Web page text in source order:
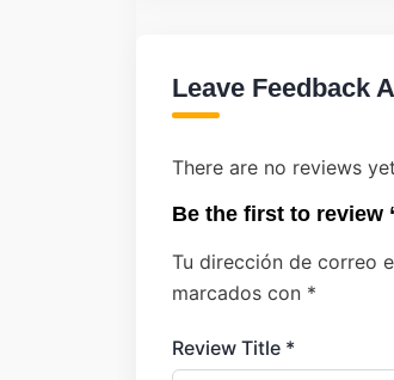
Leave Feedback
There are no reviews
Be the first to review
Tu dirección de correo
marcados con *
Review Title *